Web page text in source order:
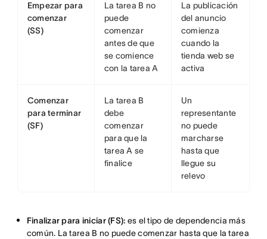
Empezar para
comenzar
(SS)
La tarea B no
puede
comenzar
antes de que
se comience
con la tarea A
La publicación
del anuncio
comienza
cuando la
tienda web se
activa
Comenzar
para terminar
(SF)
La tarea B
debe
comenzar
para que la
tarea A se
finalice
Un
representante
no puede
marcharse
hasta que
llegue su
relevo
Finalizar para iniciar (FS): es el tipo de dependencia más
común. La tarea B no puede comenzar hasta que la tarea